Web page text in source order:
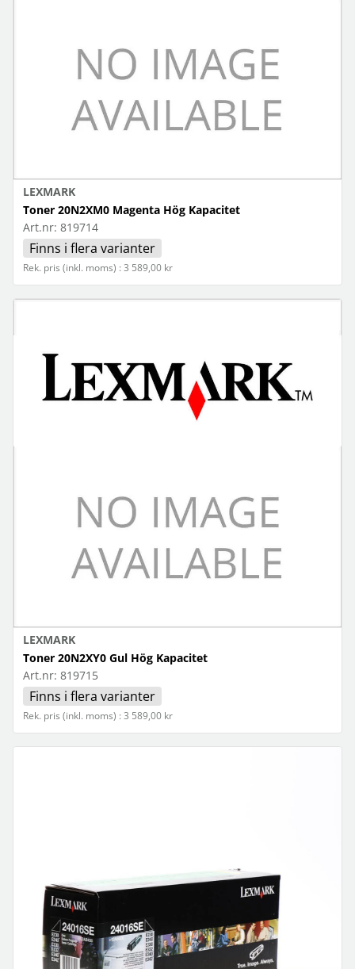
LEXMARK
Toner 20N2XM0 Magenta Hög Kapacitet
Art.nr: 819714
Finns i flera varianter
Rek. pris (inkl. moms) : 3 589,00 kr
LEXMARK
Toner 20N2XY0 Gul Hög Kapacitet
Art.nr: 819715
Finns i flera varianter
Rek. pris (inkl. moms) : 3 589,00 kr